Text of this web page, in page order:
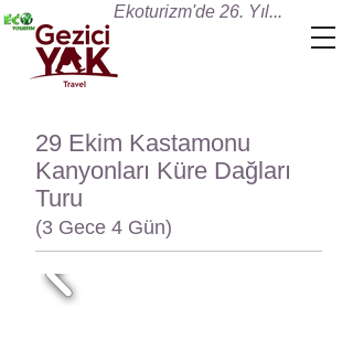
Ekoturizm'de 26. Yıl...
29 Ekim Kastamonu
Kanyonları Küre Dağları
Turu
(3 Gece 4 Gün)